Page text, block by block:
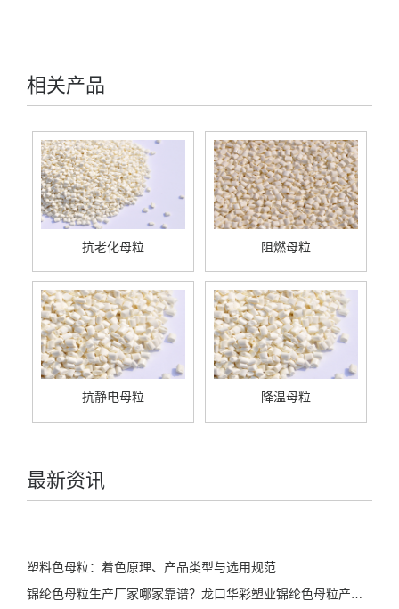
相关产品
抗老化母粒 阻燃母粒
抗静电母粒 降温母粒
最新资讯
塑料色母粒：着色原理、产品类型与选用规范
锦纶色母粒生产厂家哪家靠谱？龙口华彩塑业锦纶色母粒产品详解